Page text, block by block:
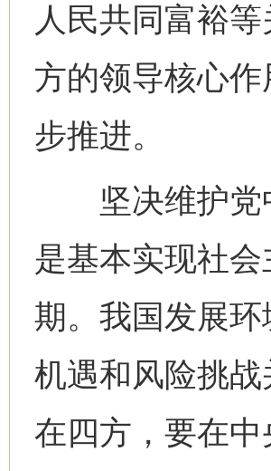
人民共同富裕
方的领导核心
步推进。
坚决维护党中
是基本实现社
期。我国发展
机遇和风险挑
在四方，要在